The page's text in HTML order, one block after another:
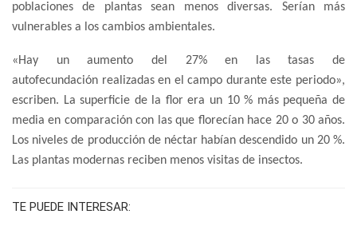
poblaciones de plantas sean menos diversas. Serían más
vulnerables a los cambios ambientales.
«Hay un aumento del 27% en las tasas de
autofecundación realizadas en el campo durante este periodo»,
escriben. La superficie de la flor era un 10 % más pequeña de
media en comparación con las que florecían hace 20 o 30 años.
Los niveles de producción de néctar habían descendido un 20 %.
Las plantas modernas reciben menos visitas de insectos.
TE PUEDE INTERESAR: